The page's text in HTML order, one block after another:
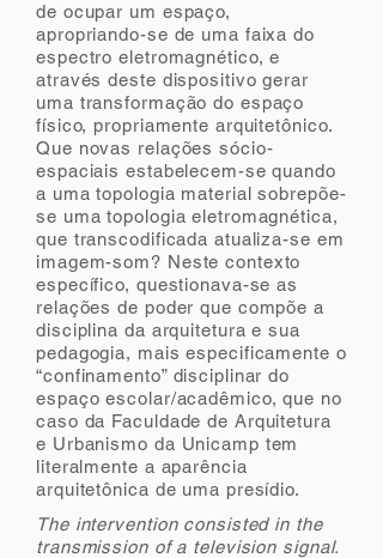
de ocupar um espaço,
apropriando-se de uma faixa do
espectro eletromagnético, e
através deste dispositivo gerar
uma transformação do espaço
físico, propriamente arquitetônico.
Que novas relações sócio-
espaciais estabelecem-se quando
a uma topologia material sobrepõe-
se uma topologia eletromagnética,
que transcodificada atualiza-se em
imagem-som? Neste contexto
específico, questionava-se as
relações de poder que compõe a
disciplina da arquitetura e sua
pedagogia, mais especificamente o
“confinamento” disciplinar do
espaço escolar/acadêmico, que no
caso da Faculdade de Arquitetura
e Urbanismo da Unicamp tem
literalmente a aparência
arquitetônica de uma presídio.
The intervention consisted in the
transmission of a television signal.